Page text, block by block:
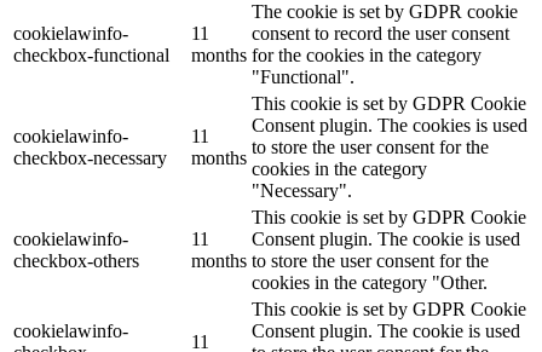
cookielawinfo-
checkbox-functional
11
months
The cookie is set by GDPR cookie
consent to record the user consent
for the cookies in the category
"Functional".
cookielawinfo-
checkbox-necessary
11
months
This cookie is set by GDPR Cookie
Consent plugin. The cookies is used
to store the user consent for the
cookies in the category
"Necessary".
cookielawinfo-
checkbox-others
11
months
This cookie is set by GDPR Cookie
Consent plugin. The cookie is used
to store the user consent for the
cookies in the category "Other.
cookielawinfo-
11
This cookie is set by GDPR Cookie
Consent plugin. The cookie is used